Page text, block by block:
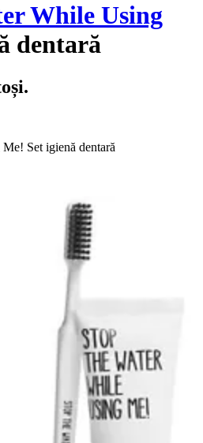
While Using
dentară
Set igienă dentară